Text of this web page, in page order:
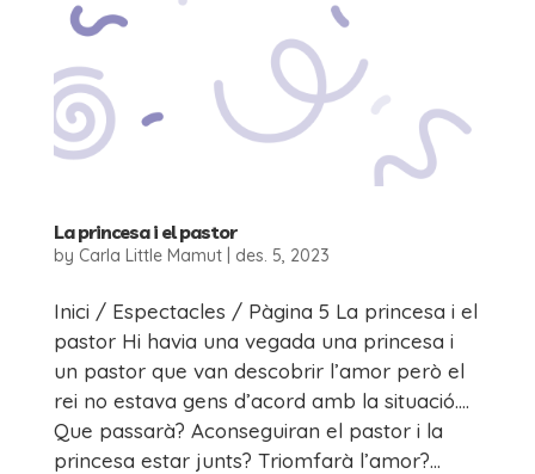
La princesa i el pastor
by Carla Little Mamut| des. 5, 2023
Inici / Espectacles / Pàgina 5 La princesa i el
pastor Hi havia una vegada una princesa i
un pastor que van descobrir l’amor però el
rei no estava gens d’acord amb la situació….
Que passarà? Aconseguiran el pastor i la
princesa estar junts? Triomfarà l’amor?...